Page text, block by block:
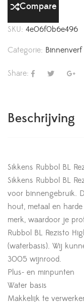
Compare
SKU: 4e06f0b6e496
Categorie: Binnenverf
Share:
Beschrijving
Sikkens Rubbol BL
Sikkens Rubbol BL
voor binnengebruik.
hout, metaal en
merk, waardoor je
Rubbol BL Rezisto
(waterbasis). Wij
3005 wijnrood.
Plus- en minpunten
Water basis
Makkelijk te